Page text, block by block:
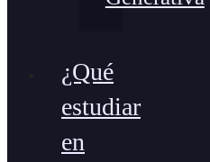
¿Qué
estudiar
en